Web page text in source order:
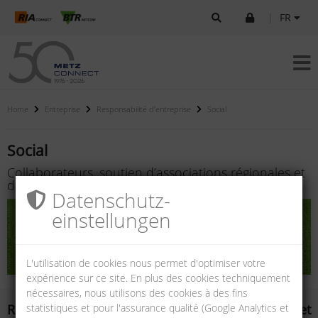
FR
Home Entreprise Responsabilité d’entreprise Social
Social
Collaborateurs, soutien d’associations régionales et
de partenaires de formation
Responsabilité envers nos collaborateurs et
Datenschutz­
einstellungen
L'utilisation de cookies nous permet d'optimiser votre
expérience sur ce site. En plus des cookies techniquement
nécessaires, nous utilisons des cookies à des fins
statistiques et pour l'assurance qualité (Google Analytics et